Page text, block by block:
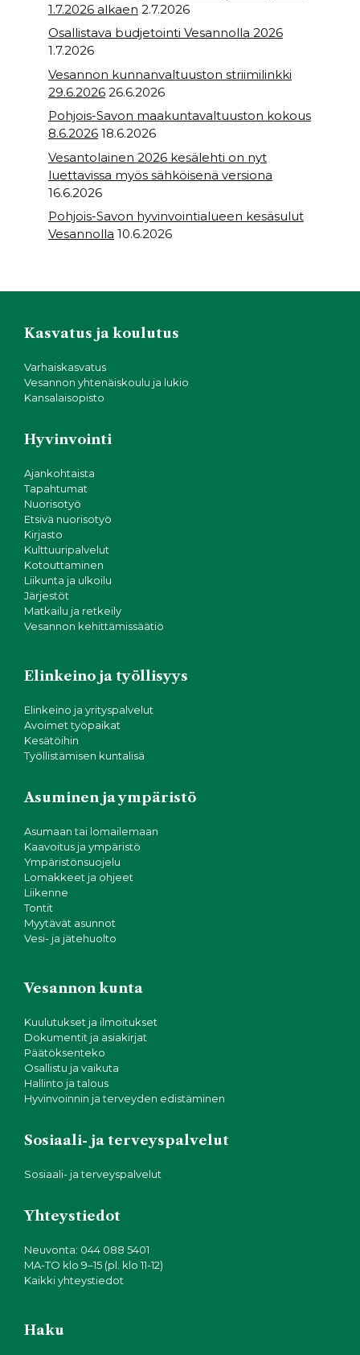
1.7.2026 alkaen 2.7.2026
Osallistava budjetointi Vesannolla 2026
1.7.2026
Vesannon kunnanvaltuuston striimilinkki
29.6.2026 26.6.2026
Pohjois-Savon maakuntavaltuuston kokous
8.6.2026 18.6.2026
Vesantolainen 2026 kesälehti on nyt
luettavissa myös sähköisenä versiona
16.6.2026
Pohjois-Savon hyvinvointialueen kesäsulut
Vesannolla 10.6.2026
Kasvatus ja koulutus
Varhaiskasvatus
Vesannon yhtenäiskoulu ja lukio
Kansalaisopisto
Hyvinvointi
Ajankohtaista
Tapahtumat
Nuorisotyö
Etsivä nuorisotyö
Kirjasto
Kulttuuripalvelut
Kotouttaminen
Liikunta ja ulkoilu
Järjestöt
Matkailu ja retkeily
Vesannon kehittämissäätiö
Elinkeino ja työllisyys
Elinkeino ja yrityspalvelut
Avoimet työpaikat
Kesätöihin
Työllistämisen kuntalisä
Asuminen ja ympäristö
Asumaan tai lomailemaan
Kaavoitus ja ympäristö
Ympäristönsuojelu
Lomakkeet ja ohjeet
Liikenne
Tontit
Myytävät asunnot
Vesi- ja jätehuolto
Vesannon kunta
Kuulutukset ja ilmoitukset
Dokumentit ja asiakirjat
Päätöksenteko
Osallistu ja vaikuta
Hallinto ja talous
Hyvinvoinnin ja terveyden edistäminen
Sosiaali- ja terveyspalvelut
Sosiaali- ja terveyspalvelut
Yhteystiedot
Neuvonta: 044 088 5401
MA-TO klo 9–15 (pl. klo 11-12)
Kaikki yhteystiedot
Haku